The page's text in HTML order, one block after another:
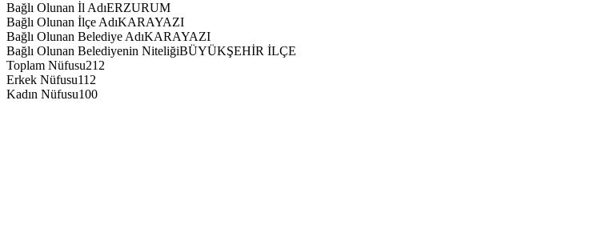
Bağlı Olunan İl AdıERZURUM
Bağlı Olunan İlçe AdıKARAYAZI
Bağlı Olunan Belediye AdıKARAYAZI
Bağlı Olunan Belediyenin NiteliğiBÜYÜKŞEHİR İLÇE
Toplam Nüfusu212
Erkek Nüfusu112
Kadın Nüfusu100